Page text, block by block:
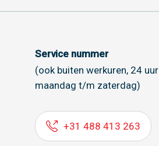
Service nummer
(ook buiten werkuren, 24
maandag t/m zaterdag)
+31 488 413 263